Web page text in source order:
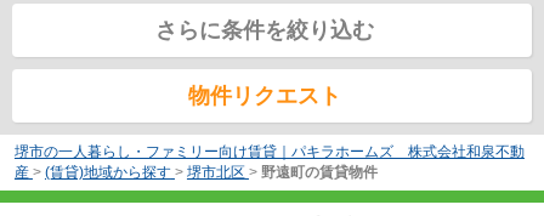
さらに条件を絞り込む
物件リクエスト
堺市の一人暮らし・ファミリー向け賃貸｜パキラホームズ 株式会社和泉不動
産 > (賃貸)地域から探す > 堺市北区 > 野遠町の賃貸物件